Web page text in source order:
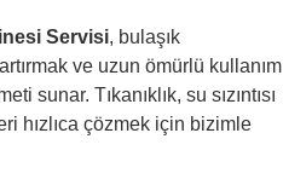
Servisi, bulaşık
ve uzun ömürlü kullanım
sunar. Tıkanıklık, su sızıntısı
hızlıca çözmek için bizimle